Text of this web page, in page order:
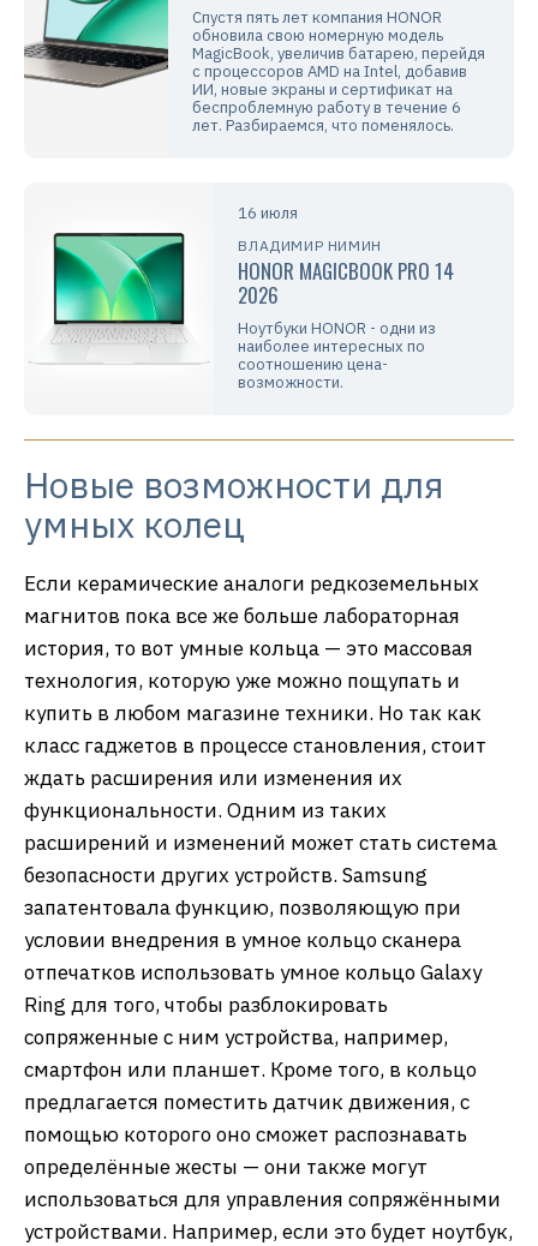
Спустя пять лет компания HONOR
обновила свою номерную модель
MagicBook, увеличив батарею, перейдя
с процессоров AMD на Intel, добавив
ИИ, новые экраны и сертификат на
беспроблемную работу в течение 6
лет. Разбираемся, что поменялось.
16 июля
ВЛАДИМИР НИМИН
HONOR MAGICBOOK PRO 14
2026
Ноутбуки HONOR - одни из
наиболее интересных по
соотношению цена-
возможности.
Новые возможности для
умных колец
Если керамические аналоги редкоземельных
магнитов пока все же больше лабораторная
история, то вот умные кольца — это массовая
технология, которую уже можно пощупать и
купить в любом магазине техники. Но так как
класс гаджетов в процессе становления, стоит
ждать расширения или изменения их
функциональности. Одним из таких
расширений и изменений может стать система
безопасности других устройств. Samsung
запатентовала функцию, позволяющую при
условии внедрения в умное кольцо сканера
отпечатков использовать умное кольцо Galaxy
Ring для того, чтобы разблокировать
сопряженные с ним устройства, например,
смартфон или планшет. Кроме того, в кольцо
предлагается поместить датчик движения, с
помощью которого оно сможет распознавать
определённые жесты — они также могут
использоваться для управления сопряжёнными
устройствами. Например, если это будет ноутбук,